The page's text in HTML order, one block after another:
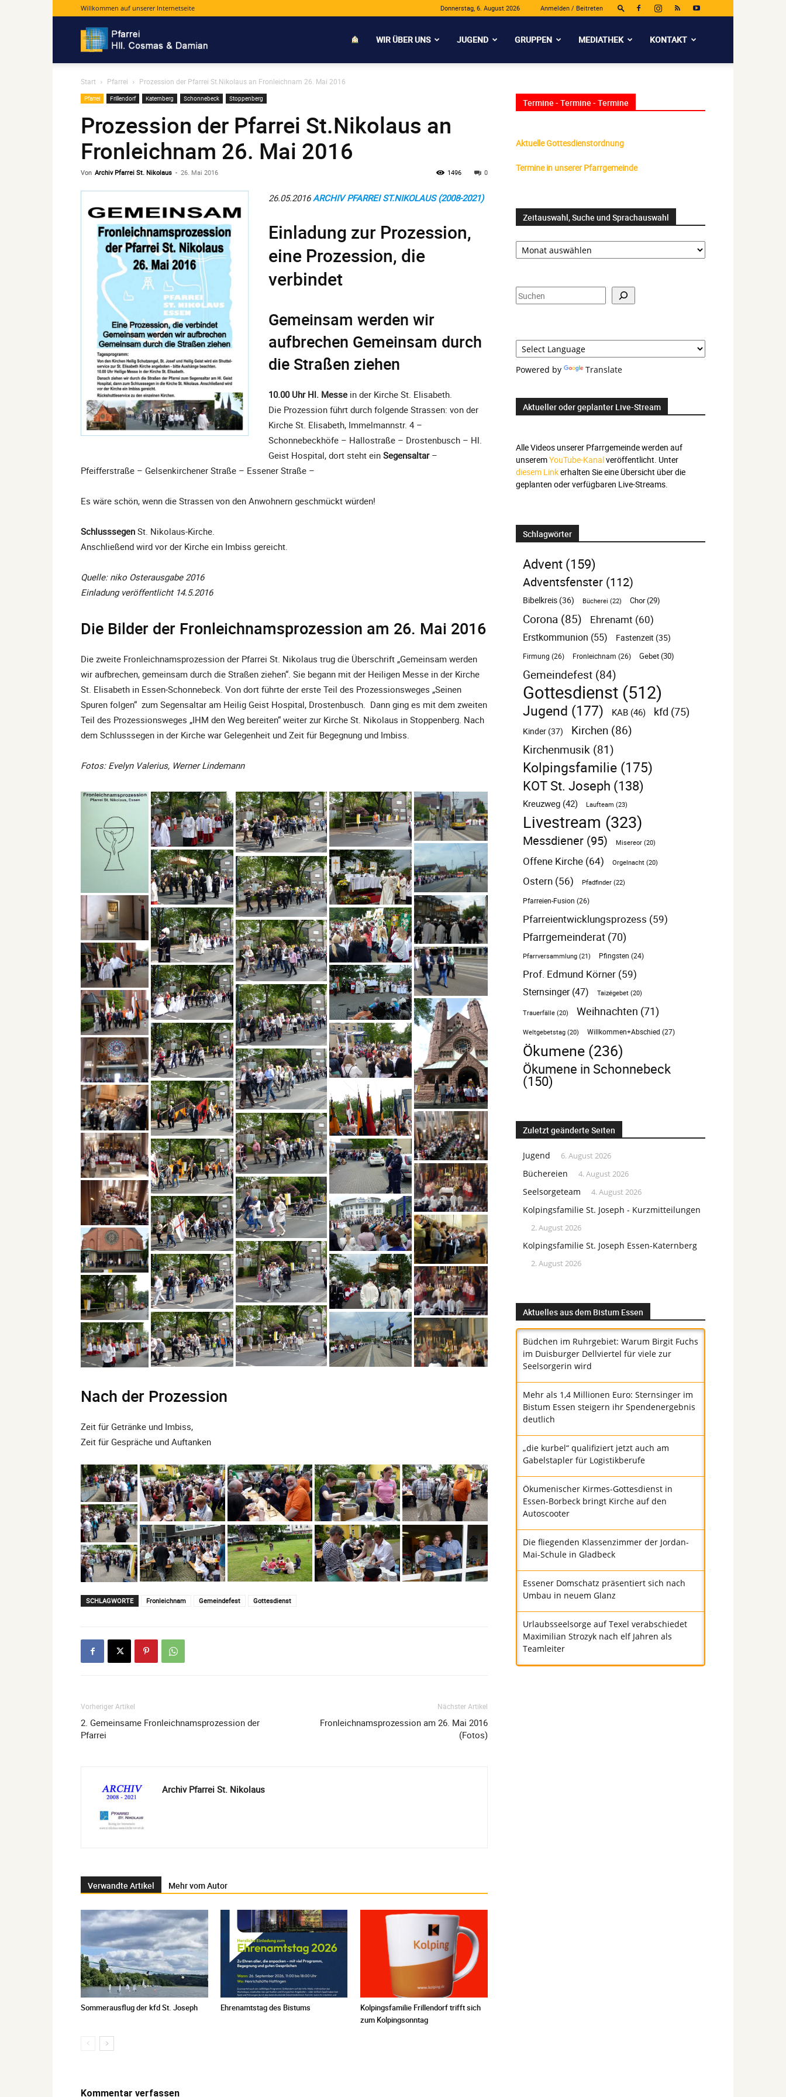
Donnerstag, 6. August 2026 Anmelden / Beitreten
Willkommen auf unserer Internetseite
Hll.
Cosmas
Damian
WIR ÜBER UNS JUGEND GRUPPEN MEDIATHEK KONTAKT
Start Pfarrei Prozession der Pfarrei St.Nikolaus an Fronleichnam 26. Mai 2016
Pfarrei Frillendorf Katernberg Schonnebeck Stoppenberg
Prozession der Pfarrei St.Nikolaus an
Fronleichnam 26. Mai 2016
Von Archiv Pfarrei St. Nikolaus - 26. Mai 2016 0
1496
26.05.2016ARCHIV PFARREI ST.NIKOLAUS (2008-2021)
Einladung zur Prozession,
eine Prozession, die
verbindet
Gemeinsam werden wir
aufbrechen Gemeinsam durch
die Straßen ziehen
10.00 Uhr Hl. Messe in der Kirche St. Elisabeth.
Die Prozession führt durch folgende Strassen: von der
Kirche St. Elisabeth, Immelmannstr. 4 –
Schonnebeckhöfe – Hallostraße – Drostenbusch – Hl.
Geist Hospital, dort steht ein Segensaltar –
Pfeifferstraße – Gelsenkirchener Straße – Essener Straße –
Es wäre schön, wenn die Strassen von den Anwohnern geschmückt würden!
Schlusssegen St. Nikolaus-Kirche.
Anschließend wird vor der Kirche ein Imbiss gereicht.
Quelle: niko Osterausgabe 2016
Einladung veröffentlicht 14.5.2016
Die Bilder der Fronleichnamsprozession am 26. Mai 2016
Die zweite Fronleichnamsprozession der Pfarrei St. Nikolaus trug die Überschrift „Gemeinsam werden
wir aufbrechen, gemeinsam durch die Straßen ziehen“. Sie begann mit der Heiligen Messe in der Kirche
St. Elisabeth in Essen-Schonnebeck. Von dort führte der erste Teil des Prozessionsweges „Seinen
Spuren folgen“ zum Segensaltar am Heilig Geist Hospital, Drostenbusch. Dann ging es mit dem zweiten
Teil des Prozessionsweges „IHM den Weg bereiten“ weiter zur Kirche St. Nikolaus in Stoppenberg. Nach
dem Schlusssegen in der Kirche war Gelegenheit und Zeit für Begegnung und Imbiss.
Fotos: Evelyn Valerius, Werner Lindemann
Nach der Prozession
Zeit für Getränke und Imbiss,
Zeit für Gespräche und Auftanken
SCHLAGWORTE Fronleichnam Gemeindefest Gottesdienst
Vorheriger Artikel
2. Gemeinsame Fronleichnamsprozession der
Pfarrei
Nächster Artikel
Fronleichnamsprozession am 26. Mai 2016
(Fotos)
Archiv Pfarrei St. Nikolaus
Verwandte Artikel Mehr vom Autor
Sommerausflug der kfd St. Joseph Ehrenamtstag des Bistums
Kolpingsfamilie Frillendorf trifft sich
zum Kolpingsonntag
Kommentar verfassen
Termine - Termine - Termine
Aktuelle Gottesdienstordnung
Termine in unserer Pfarrgemeinde
Zeitauswahl, Suche und Sprachauswahl
Zeitauswahl,
Suche
Suchen
Powered by Translate
Aktueller oder geplanter Live-Stream
Alle Videos unserer Pfarrgemeinde werden auf
unseremYouTube-Kanalveröffentlicht. Unter
diesem Linkerhalten Sie eine Übersicht über die
geplanten oder verfügbaren Live-Streams.
Schlagwörter
Advent(159)
Adventsfenster (112)
Bibelkreis (36) Bücherei (22) Chor(29)
Corona (85) Ehrenamt (60)
Erstkommunion (55) Fastenzeit (35)
Firmung (26) Fronleichnam (26) Gebet(30)
Gemeindefest (84)
Gottesdienst (512)
Jugend (177) KAB (46) kfd (75)
Kinder (37) Kirchen (86)
Kirchenmusik (81)
Kolpingsfamilie (175)
KOT St. Joseph (138)
Kreuzweg (42) Laufteam (23)
Livestream (323)
Messdiener (95) Misereor (20)
Offene Kirche (64) Orgelnacht (20)
Ostern (56) Pfadfinder (22)
Pfarreien-Fusion (26)
Pfarreientwicklungsprozess (59)
Pfarrgemeinderat (70)
Pfarrversammlung (21) Pfingsten (24)
Prof. Edmund Körner (59)
Sternsinger(47) Taizégebet (20)
Trauerfälle (20) Weihnachten (71)
Weltgebetstag (20) Willkommen+Abschied (27)
Ökumene (236)
Ökumene in Schonnebeck
(150)
Zuletzt geänderte Seiten
Jugend 6. August 2026
Büchereien 4. August 2026
Seelsorgeteam 4. August 2026
Kolpingsfamilie St. Joseph - Kurzmitteilungen
2. August 2026
Kolpingsfamilie St. Joseph Essen-Katernberg
2. August 2026
Aktuelles aus dem Bistum Essen
Büdchen im Ruhrgebiet: Warum Birgit Fuchs
im Duisburger Dellviertel für viele zur
Seelsorgerin wird
Mehr als 1,4 Millionen Euro: Sternsinger im
Bistum Essen steigern ihr Spendenergebnis
deutlich
„die kurbel“ qualifiziert jetzt auch am
Gabelstapler für Logistikberufe
Ökumenischer Kirmes-Gottesdienst in
Essen-Borbeck bringt Kirche auf den
Autoscooter
Die fliegenden Klassenzimmer der Jordan-
Mai-Schule in Gladbeck
Essener Domschatz präsentiert sich nach
Umbau in neuem Glanz
Urlaubsseelsorge auf Texel verabschiedet
Maximilian Strozyk nach elf Jahren als
Teamleiter